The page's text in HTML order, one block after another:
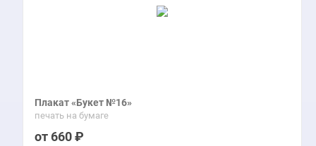
Плакат «Букет №16»
печать на бумаге
660